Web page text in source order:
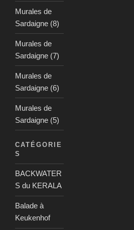
Murales de
Sardaigne (8)
Murales de
Sardaigne (7)
Murales de
Sardaigne (6)
Murales de
Sardaigne (5)
CATÉGORIE
S
BACKWATER
S du KERALA
Balade à
Keukenhof